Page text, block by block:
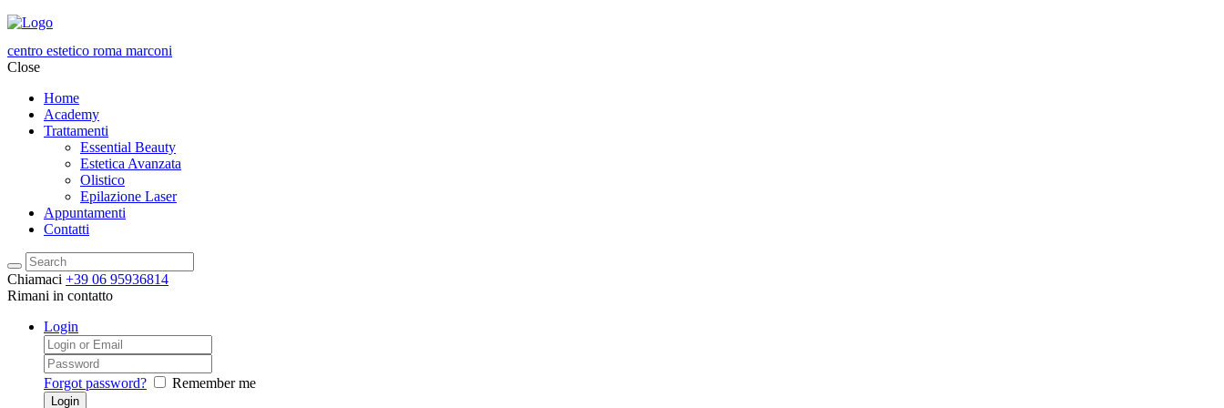
centro estetico roma marconi
Close
Home
Academy
Trattamenti
Essential Beauty
Estetica Avanzata
Olistico
Epilazione Laser
Appuntamenti
Contatti
Chiamaci +39 06 95936814
Rimani in contatto
Login
Forgot password? Remember me